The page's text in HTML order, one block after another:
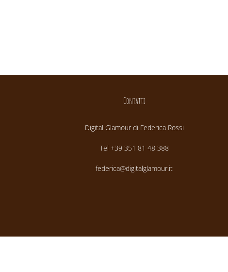
Contatti
Digital Glamour di Federica Rossi
Tel +39 351 81 48 388
federica@digitalglamour.it